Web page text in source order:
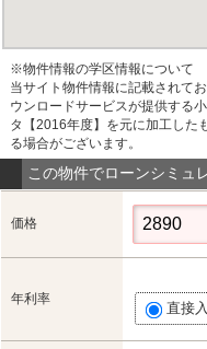
※物件情報の学区情報について
当サイト物件情報に記載されて
ウンロードサービスが提供する
タ【2016年度】を元に加工した
る場合がございます。
この物件でローンシミュ
価格
年利率
直接